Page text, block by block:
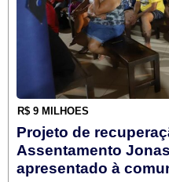
R$ 9 MILHÕES
Projeto de
Assentamento
apresentado à